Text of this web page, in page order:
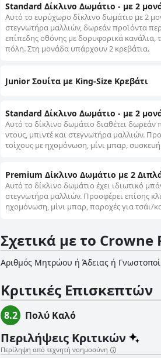
Standard Δίκλινο Δωμάτιο - με 2
Αυτό το ευρύχωρο δίκλινο δωμάτιο με 2
στεγνωτήρα μαλλιών, δωρεάν προϊόντα
επίπεδης οθόνης με δορυφορικά κανάλια,
πόλη. Στη μονάδα υπάρχουν 2 κρεβάτια.
Junior Σουίτα με King-Size Κρεβάτι
Standard Δίκλινο Δωμάτιο - με 2
Αυτό το δίκλινο δωμάτιο διαθέτει
ντους, μπιντέ και στεγνωτήρα μαλλιών.
τοίχους με ηχομόνωση, μίνι μπαρ,
Premium Δίκλινο Δωμάτιο με 2
Αυτό το δίκλινο δωμάτιο έχει ιδιωτικό
στεγνωτήρα μαλλιών. Προσφέρει επίσης
ηχομόνωση, μίνι μπαρ, παροχές για τσάι/
Σχετικά με το
Αριθμός Μητρώου ή Άδειας ή
Κριτικές Επισκεπτών
8.2 Πολύ Καλό
Περιλήψεις Κριτικών
Περίληψη από τεχνητή νοημοσύνη